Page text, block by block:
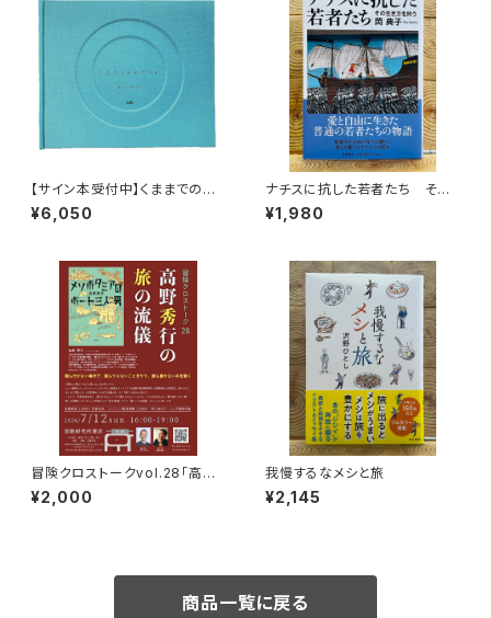
【サイン本受付中】くままでのお
さらい〈特装新版〉
¥6,050
ナチスに抗した若者たち その
生き方を問う
¥1,980
冒険クロストークvol.28「高野
秀行の旅の流儀」録画視聴権
¥2,000
我慢するなメシと旅
¥2,145
商品一覧に戻る